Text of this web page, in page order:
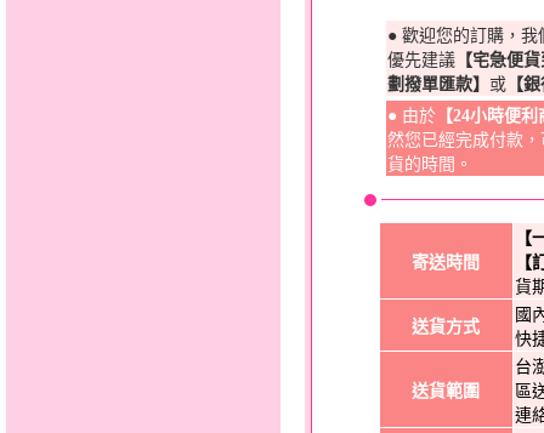
● 歡迎您的訂購，
優先建議 【宅急便
劃撥單匯款】 或 【
● 由於 【24小時便
然您已經完成付款
貨的時間。
寄送時間
【
【
貨
送貨方式
國
快
送貨範圍
台
區
連